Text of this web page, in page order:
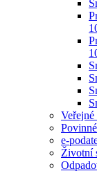
e-
Životní